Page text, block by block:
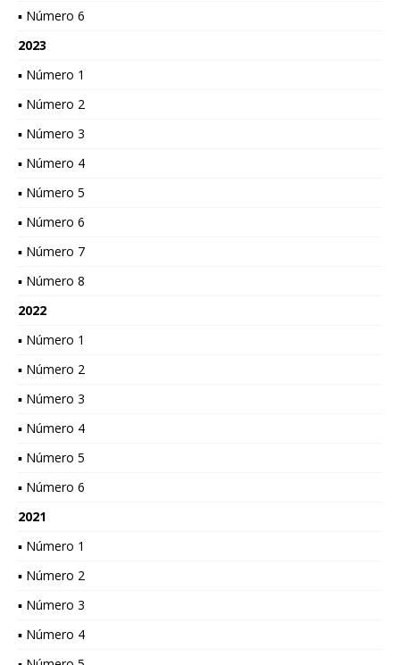
▪ Número 6
2023
▪ Número 1
▪ Número 2
▪ Número 3
▪ Número 4
▪ Número 5
▪ Número 6
▪ Número 7
▪ Número 8
2022
▪ Número 1
▪ Número 2
▪ Número 3
▪ Número 4
▪ Número 5
▪ Número 6
2021
▪ Número 1
▪ Número 2
▪ Número 3
▪ Número 4